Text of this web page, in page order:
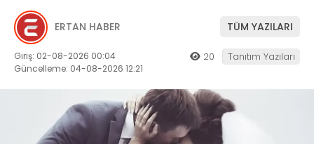
ERTAN HABER TÜM YAZILARI
Giriş: 02-08-2026 00:04
Güncelleme: 04-08-2026 12:21
20 Tanıtım Yazıları